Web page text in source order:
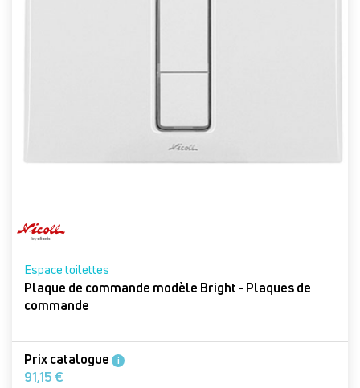
Espace toilettes
Plaque de commande modèle Bright - Plaques de
commande
Prix catalogue i
91,15 €